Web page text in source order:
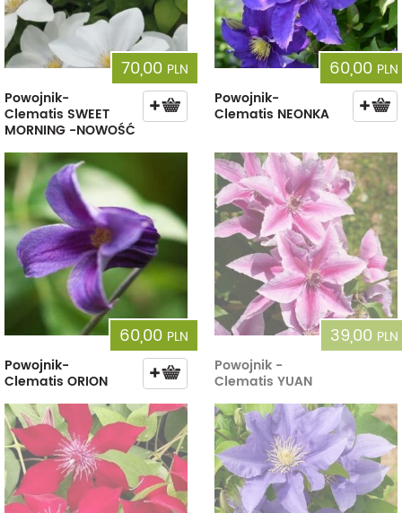
70,00 PLN
Powojnik-
Clematis SWEET
MORNING -NOWOŚĆ
60,00 PLN
Powojnik-
Clematis NEONKA
60,00 PLN
Powojnik-
Clematis ORION
39,00 PLN
Powojnik -
Clematis YUAN